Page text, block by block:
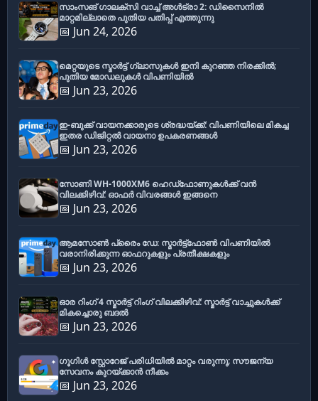
സാംസങ് ഗാലക്സി വാച്ച് അൾട്രാ 2: ഡിസൈനിൽ
മാറ്റമില്ലാതെ പുതിയ പതിപ്പ് എത്തുന്നു
📅 Jun 24, 2026
മെറ്റയുടെ സ്മാർട്ട് ഗ്ലാസുകൾ ഇനി കുറഞ്ഞ നിരക്കിൽ;
പുതിയ മോഡലുകൾ വിപണിയിൽ
📅 Jun 23, 2026
ഇ-ബുക്ക് വായനക്കാരുടെ ശ്രദ്ധയ്ക്ക്: വിപണിയിലെ മികച്ച
ഇതര ഡിജിറ്റൽ വായനാ ഉപകരണങ്ങൾ
📅 Jun 23, 2026
സോണി WH-1000XM6 ഹെഡ്‌ഫോണുകൾക്ക് വൻ
വിലക്കിഴിവ്: ഓഫർ വിവരങ്ങൾ ഇങ്ങനെ
📅 Jun 23, 2026
ആമസോൺ പ്രൈം ഡേ: സ്മാർട്ട്ഫോൺ വിപണിയിൽ
വരാനിരിക്കുന്ന ഓഫറുകളും പ്രതീക്ഷകളും
📅 Jun 23, 2026
ഓര റിംഗ് 4 സ്മാർട്ട് റിംഗ് വിലക്കിഴിവ്: സ്മാർട്ട് വാച്ചുകൾക്ക്
മികച്ചൊരു ബദൽ
📅 Jun 23, 2026
ഗൂഗിൾ സ്റ്റോറേജ് പരിധിയിൽ മാറ്റം വരുന്നു; സൗജന്യ
സേവനം കുറയ്ക്കാൻ നീക്കം
📅 Jun 23, 2026